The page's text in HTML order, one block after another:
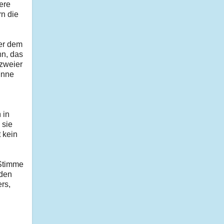
die
dem
das
in
sie
kein